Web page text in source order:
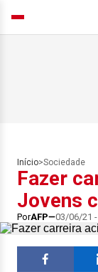
Início>Sociedade
Fazer
Jovens
PorAFP 03/06/21